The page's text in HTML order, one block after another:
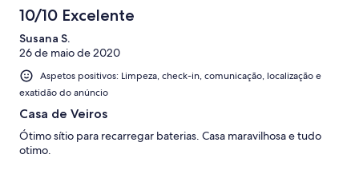
avaliações.
10/10 Excelente
Susana S.
26 de maio de 2020
Aspetos positivos: Limpeza, check-in, comunicação, localização e
exatidão do anúncio
Casa de Veiros
Ótimo sítio para recarregar baterias. Casa maravilhosa e tudo
otimo.